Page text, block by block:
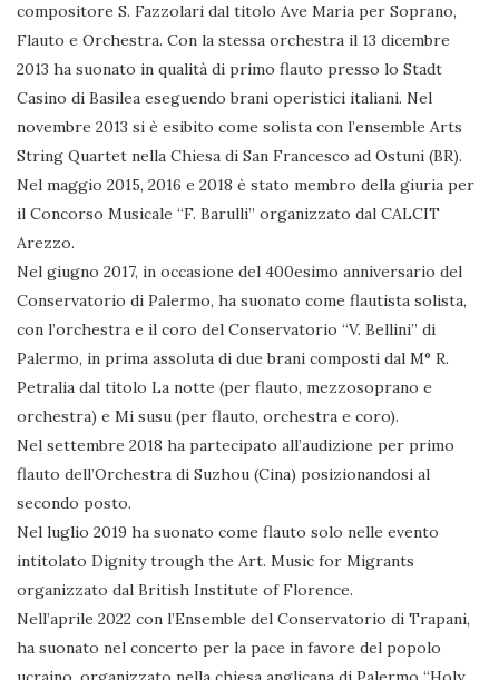
compositore S. Fazzolari dal titolo Ave Maria per Soprano,
Flauto e Orchestra. Con la stessa orchestra il 13 dicembre
2013 ha suonato in qualità di primo flauto presso lo Stadt
Casino di Basilea eseguendo brani operistici italiani. Nel
novembre 2013 si è esibito come solista con l’ensemble Arts
String Quartet nella Chiesa di San Francesco ad Ostuni (BR).
Nel maggio 2015, 2016 e 2018 è stato membro della giuria per
il Concorso Musicale “F. Barulli” organizzato dal CALCIT
Arezzo.
Nel giugno 2017, in occasione del 400esimo anniversario del
Conservatorio di Palermo, ha suonato come flautista solista,
con l’orchestra e il coro del Conservatorio “V. Bellini” di
Palermo, in prima assoluta di due brani composti dal M° R.
Petralia dal titolo La notte (per flauto, mezzosoprano e
orchestra) e Mi susu (per flauto, orchestra e coro).
Nel settembre 2018 ha partecipato all’audizione per primo
flauto dell’Orchestra di Suzhou (Cina) posizionandosi al
secondo posto.
Nel luglio 2019 ha suonato come flauto solo nelle evento
intitolato Dignity trough the Art. Music for Migrants
organizzato dal British Institute of Florence.
Nell’aprile 2022 con l’Ensemble del Conservatorio di Trapani,
ha suonato nel concerto per la pace in favore del popolo